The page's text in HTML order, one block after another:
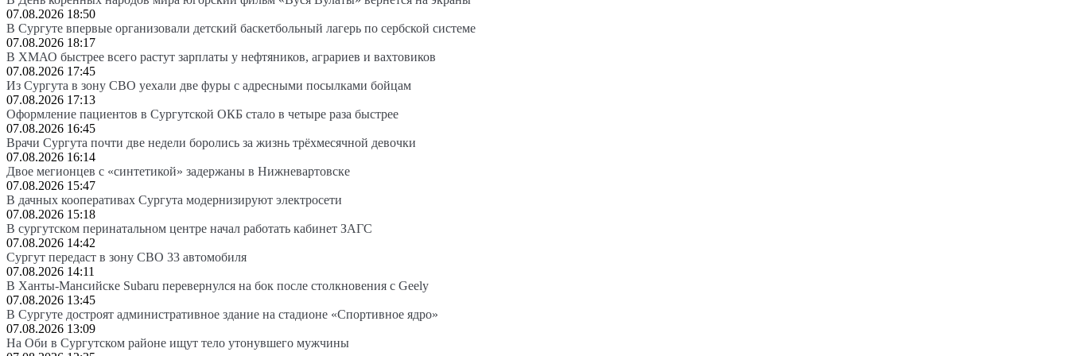
07.08.2026 18:50
В Сургуте впервые организовали детский баскетбольный лагерь по сербской системе
07.08.2026 18:17
В ХМАО быстрее всего растут зарплаты у нефтяников, аграриев и вахтовиков
07.08.2026 17:45
Из Сургута в зону СВО уехали две фуры с адресными посылками бойцам
07.08.2026 17:13
Оформление пациентов в Сургутской ОКБ стало в четыре раза быстрее
07.08.2026 16:45
Врачи Сургута почти две недели боролись за жизнь трёхмесячной девочки
07.08.2026 16:14
Двое мегионцев с «синтетикой» задержаны в Нижневартовске
07.08.2026 15:47
В дачных кооперативах Сургута модернизируют электросети
07.08.2026 15:18
В сургутском перинатальном центре начал работать кабинет ЗАГС
07.08.2026 14:42
Сургут передаст в зону СВО 33 автомобиля
07.08.2026 14:11
В Ханты-Мансийске Subaru перевернулся на бок после столкновения с Geely
07.08.2026 13:45
В Сургуте достроят административное здание на стадионе «Спортивное ядро»
07.08.2026 13:09
На Оби в Сургутском районе ищут тело утонувшего мужчины